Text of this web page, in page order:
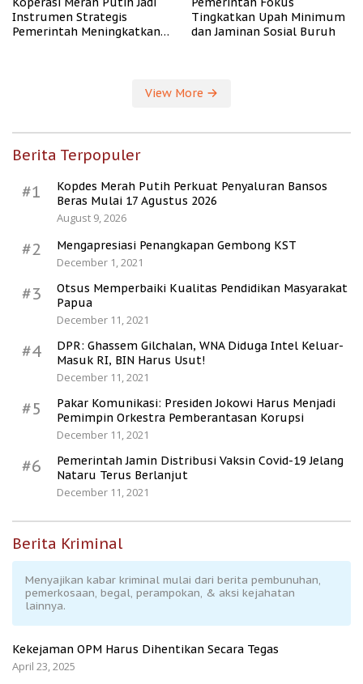
Instrumen Strategis
Pemerintah Meningkatkan
Tingkatkan Upah Minimum
dan Jaminan Sosial Buruh
View More
Berita Terpopuler
#1
Kopdes Merah Putih Perkuat Penyaluran Bansos
Beras Mulai 17 Agustus 2026
August 9, 2026
#2
Mengapresiasi Penangkapan Gembong KST
December 1, 2021
#3
Otsus Memperbaiki Kualitas Pendidikan Masyarakat
Papua
December 11, 2021
#4
DPR: Ghassem Gilchalan, WNA Diduga Intel Keluar-
Masuk RI, BIN Harus Usut!
December 11, 2021
#5
Pakar Komunikasi: Presiden Jokowi Harus Menjadi
Pemimpin Orkestra Pemberantasan Korupsi
December 11, 2021
#6
Pemerintah Jamin Distribusi Vaksin Covid-19 Jelang
Nataru Terus Berlanjut
December 11, 2021
Berita Kriminal
Menyajikan kabar kriminal mulai dari berita pembunuhan,
pemerkosaan, begal, perampokan, & aksi kejahatan
lainnya.
Kekejaman OPM Harus Dihentikan Secara Tegas
April 23, 2025